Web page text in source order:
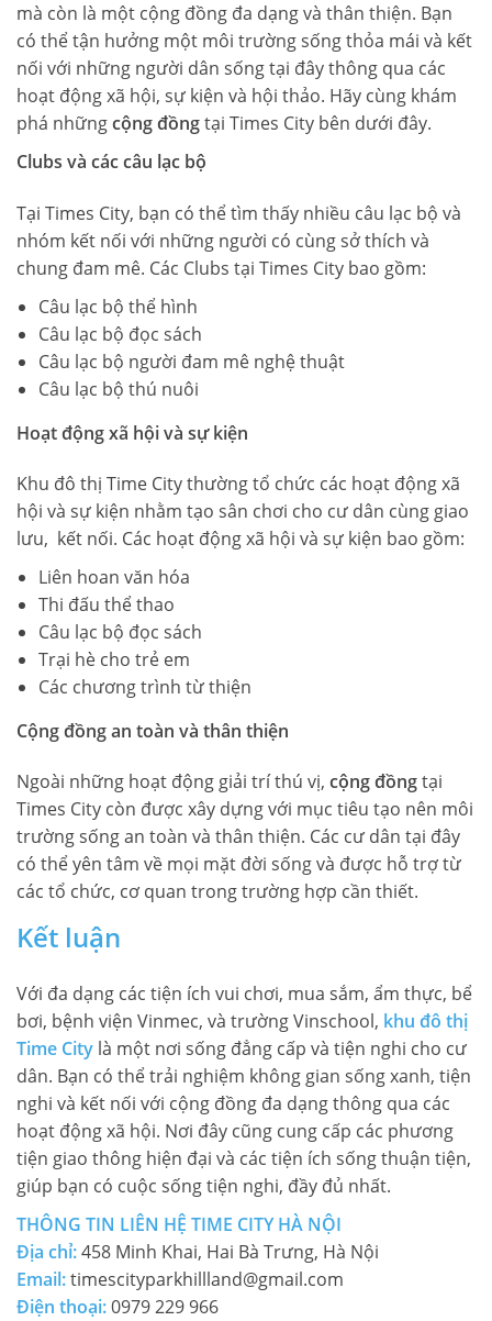
mà còn là một cộng đồng đa dạng và thân thiện. Bạn
có thể tận hưởng một môi trường sống thỏa mái và kết
nối với những người dân sống tại đây thông qua các
hoạt động xã hội, sự kiện và hội thảo. Hãy cùng khám
phá nhữngcộng đồngtại Times City bên dưới đây.
Clubs và các câu lạc bộ
Tại Times City, bạn có thể tìm thấy nhiều câu lạc bộ và
nhóm kết nối với những người có cùng sở thích và
chung đam mê. Các Clubs tại Times City bao gồm:
Câu lạc bộ thể hình
Câu lạc bộ đọc sách
Câu lạc bộ người đam mê nghệ thuật
Câu lạc bộ thú nuôi
Hoạt động xã hội và sự kiện
Khu đô thị Time City thường tổ chức các hoạt động xã
hội và sự kiện nhằm tạo sân chơi cho cư dân cùng giao
lưu, kết nối. Các hoạt động xã hội và sự kiện bao gồm:
Liên hoan văn hóa
Thi đấu thể thao
Câu lạc bộ đọc sách
Trại hè cho trẻ em
Các chương trình từ thiện
Cộng đồng an toàn và thân thiện
Ngoài những hoạt động giải trí thú vị, cộng đồngtại
Times City còn được xây dựng với mục tiêu tạo nên môi
trường sống an toàn và thân thiện. Các cư dân tại đây
có thể yên tâm về mọi mặt đời sống và được hỗ trợ từ
các tổ chức, cơ quan trong trường hợp cần thiết.
Kết luận
Với đa dạng các tiện ích vui chơi, mua sắm, ẩm thực, bể
bơi, bệnh viện Vinmec, và trường Vinschool, khu đô thị
Time City là một nơi sống đẳng cấp và tiện nghi cho cư
dân. Bạn có thể trải nghiệm không gian sống xanh, tiện
nghi và kết nối với cộng đồng đa dạng thông qua các
hoạt động xã hội. Nơi đây cũng cung cấp các phương
tiện giao thông hiện đại và các tiện ích sống thuận tiện,
giúp bạn có cuộc sống tiện nghi, đầy đủ nhất.
THÔNG TIN LIÊN HỆ TIME CITY HÀ NỘI
Địa chỉ:458 Minh Khai, Hai Bà Trưng, Hà Nội
Email:timescityparkhillland@gmail.com
Điện thoại:0979 229 966